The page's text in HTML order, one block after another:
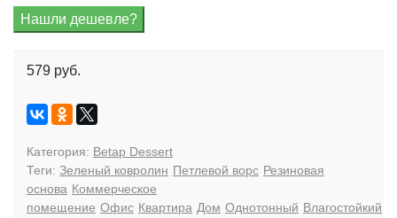
579 руб.
Категория: Betap Dessert
Теги: Зеленый ковролин Петлевой ворс Резиновая
основа Коммерческое
помещение Офис Квартира Дом Однотонный Влагостойкий